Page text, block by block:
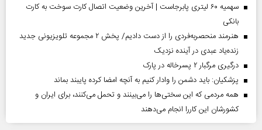
سهمیه ۶۰ لیتری پابرجاست | آخرین وضعیت اتصال کارت سوخت به کارت
بانکی
هنرمند منحصر‌به‌فردی را از دست دادیم/ پخش ۲ مجموعه تلویزیونی جدید
زنده‌یاد عبدی در آینده نزدیک
درگیری مرگبار ۲ پسرخاله در پارک
پزشکیان: باید دشمن را وادار کنیم به آنچه امضا کرده پایبند بماند
همه مردمی که این سختی‌ها را می‌بینند و تحمل می‌کنند، برای ایران و
کشورشان این کاررا انجام می‌دهند